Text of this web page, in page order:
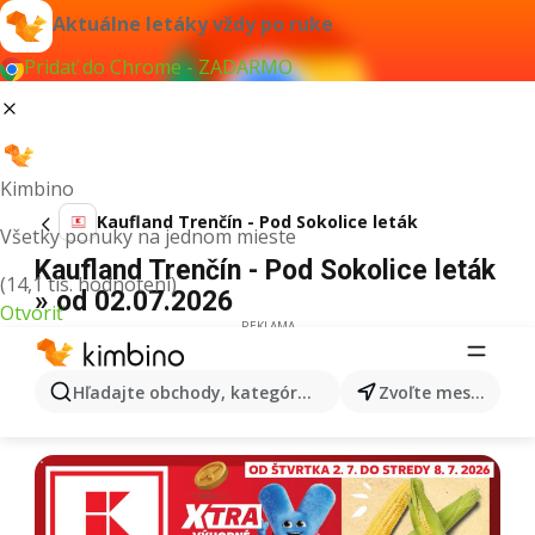
Aktuálne letáky vždy po ruke
Pridať do Chrome - ZADARMO
Kimbino
Všetky ponuky na jednom mieste
(14,1 tis. hodnotení)
Otvoriť
Hľadajte obchody, kategórie, produkty... Zvoľte mesto
Kaufland Trenčín - Pod Sokolice leták
Kaufland Trenčín - Pod Sokolice leták
» od 02.07.2026
REKLAMA